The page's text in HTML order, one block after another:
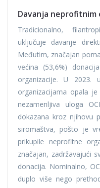
Davanja neprofitnim
Tradicionalno,
uključuje davanje
Međutim, značajan
većina (53,6%)
organizacije. U 2023.
organizacijama opala
nezamenljiva uloga
dokazana kroz njihovu
siromaštva, pošto je
prikupile neprofitne
značajan, zadržavajući
donacija. Nominalno,
duplo više nego